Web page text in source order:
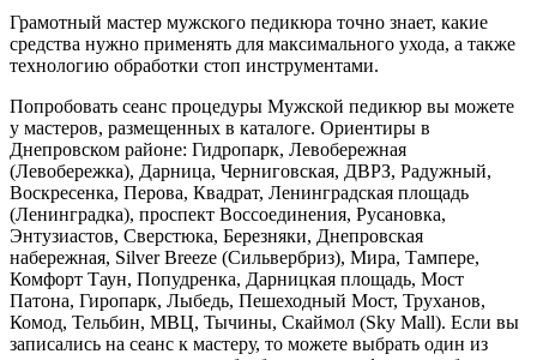
Грамотный мастер мужского педикюра точно знает, какие
средства нужно применять для максимального ухода, а также
технологию обработки стоп инструментами.
Попробовать сеанс процедуры Мужской педикюр вы можете
у мастеров, размещенных в каталоге. Ориентиры в
Днепровском районе: Гидропарк, Левобережная
(Левобережка), Дарница, Черниговская, ДВРЗ, Радужный,
Воскресенка, Перова, Квадрат, Ленинградская площадь
(Ленинградка), проспект Воссоединения, Русановка,
Энтузиастов, Сверстюка, Березняки, Днепровская
набережная, Silver Breeze (Сильвербриз), Мира, Тампере,
Комфорт Таун, Попудренка, Дарницкая площадь, Мост
Патона, Гиропарк, Лыбедь, Пешеходный Мост, Труханов,
Комод, Тельбин, МВЦ, Тычины, Скаймол (Sky Mall). Если вы
записались на сеанс к мастеру, то можете выбрать один из